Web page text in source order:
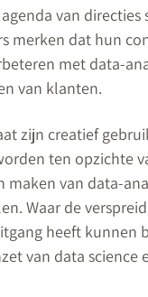
van
merken dat hun
met data-
van klanten.
zijn creatief
ten opzichte
maken van data-
Waar de
heeft kunnen
van data